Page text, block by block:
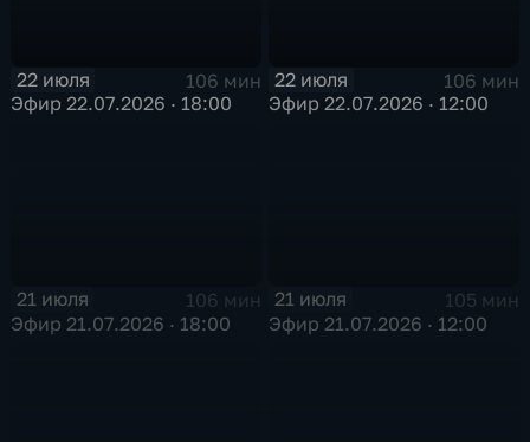
22 июля
106 мин
Эфир 22.07.2026 · 18:00
22 июля
106 мин
Эфир 22.07.2026 · 12:00
21 июля
106 мин
Эфир 21.07.2026 · 18:00
21 июля
105 мин
Эфир 21.07.2026 · 12:00